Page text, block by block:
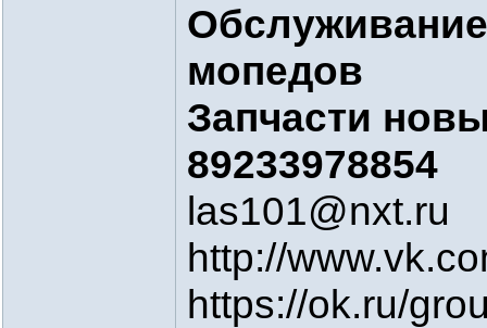
мопедов
Запчасти
89233978854
las101@nxt.ru
http://
https://ok.ru/